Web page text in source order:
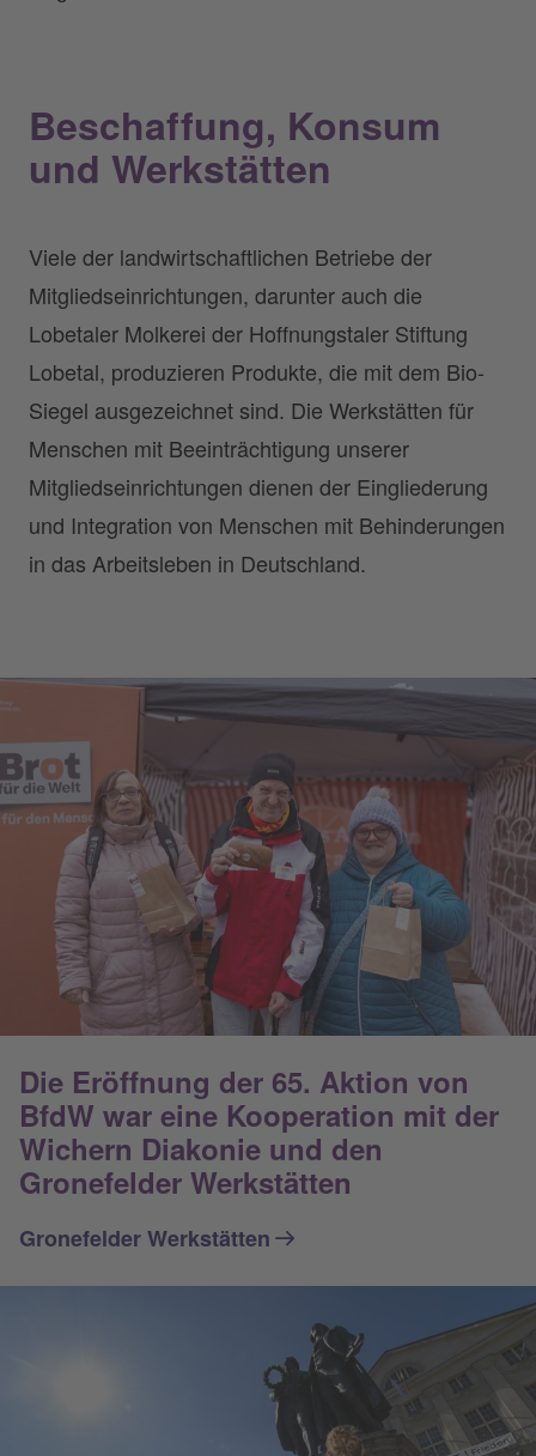
Beschaffung, Konsum
und Werkstätten
Viele der landwirtschaftlichen Betriebe der
Mitgliedseinrichtungen, darunter auch die
Lobetaler Molkerei der Hoffnungstaler Stiftung
Lobetal, produzieren Produkte, die mit dem Bio-
Siegel ausgezeichnet sind. Die Werkstätten für
Menschen mit Beeinträchtigung unserer
Mitgliedseinrichtungen dienen der Eingliederung
und Integration von Menschen mit Behinderungen
in das Arbeitsleben in Deutschland.
Die Eröffnung der 65. Aktion von
BfdW war eine Kooperation mit der
Wichern Diakonie und den
Gronefelder Werkstätten
Gronefelder Werkstätten